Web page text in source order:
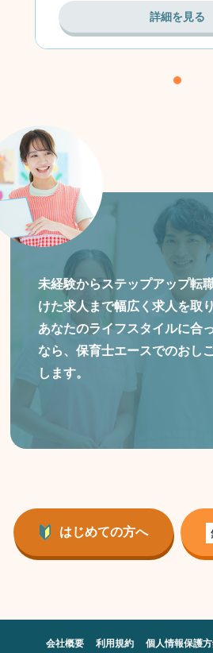
詳細を見る
未経験からステップアップ転
けた求人まで幅広く求人を取
あなたのライフスタイルに合
なら、保育士エースでのおし
します。
はじめての方へ
会社概要 利用規約 個人情報保護